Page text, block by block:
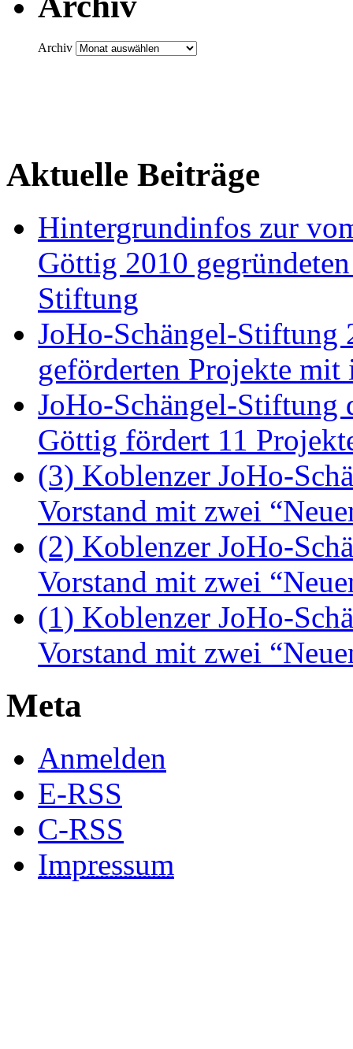
Archiv
Aktuelle Beiträge
Hintergrundinfos zur
Göttig 2010
Stiftung
JoHo-Schängel-Stiftung
geförderten Projekte
JoHo-Schängel-Stiftung
Göttig fördert 11
(3) Koblenzer JoHo-
Vorstand mit zwei
(2) Koblenzer JoHo-
Vorstand mit zwei
(1) Koblenzer JoHo-
Vorstand mit zwei
Meta
Anmelden
E-RSS
C-RSS
Impressum